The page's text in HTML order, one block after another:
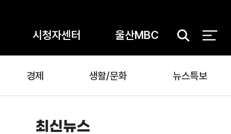
시청자센터 울산MBC
검
경제 생활/문화 뉴스특보
최신뉴스